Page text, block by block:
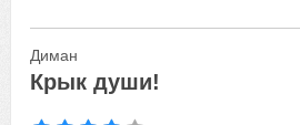
Диман
Крык души!